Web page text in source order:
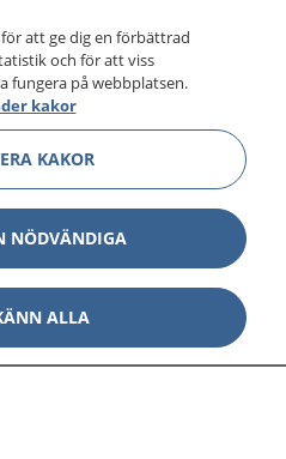
Visa
Visa
att ge dig en förbättrad
och för att viss
fungera på webbplatsen.
kakor
KAKOR
NÖDVÄNDIGA
ALLA